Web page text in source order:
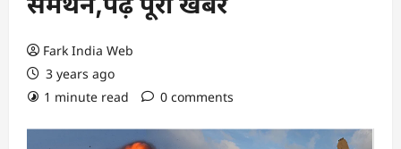
Fark India Web
3 years ago
1 minute read
0 comments